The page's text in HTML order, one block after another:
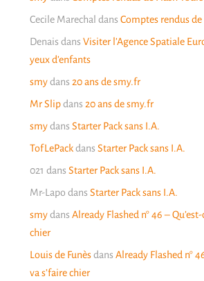
Cecile Marechal dans Comptes rendus de
Denais dans Visiter l’Agence Spatiale
yeux d’enfants
smydans 20 ans de smy.fr
Mr Slipdans 20 ans de smy.fr
smydans Starter Pack sans I.A.
TofLePackdans Starter Pack sans I.A.
021 dans Starter Pack sans I.A.
Mr-Lapo dans Starter Pack sans I.A.
smydans Already Flashed n° 46 – Qu’est-
chier
Louis de Funèsdans Already Flashed n°
va s’faire chier